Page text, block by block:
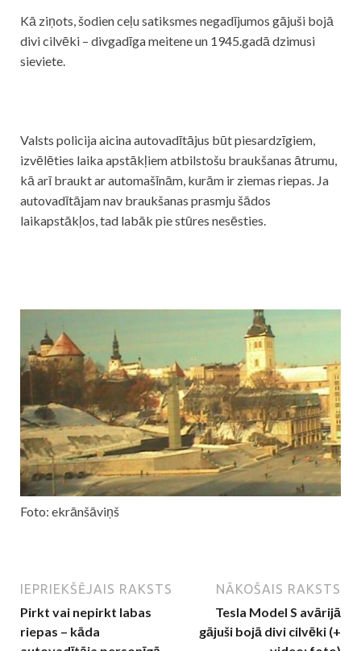
Kā ziņots, šodien ceļusatiksmes negadījumos gājuši bojā
divi cilvēki – divgadīga meitene un 1945.gadā dzimusi
sieviete.
Valsts policija aicina autovadītājus būt piesardzīgiem,
izvēlēties laika apstākļiem atbilstošu braukšanas ātrumu,
kā arī braukt ar automašīnām, kurām ir ziemas riepas. Ja
autovadītājam nav braukšanas prasmju šādos
laikapstākļos, tad labāk pie stūres nesēsties.
Foto: ekrānšāviņš
IEPRIEKŠĒJAIS RAKSTS
Pirkt vai nepirkt labas
riepas – kāda
NĀKOŠAIS RAKSTS
Tesla Model S avārijā
gājuši bojā divi cilvēki (+